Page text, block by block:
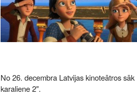
No 26. decembra Latvijas kinoteātros
karaliene 2".